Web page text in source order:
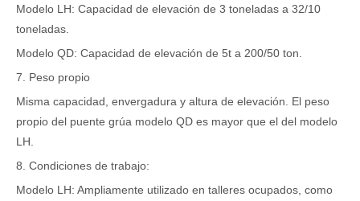
Modelo LH: Capacidad de elevación de 3 toneladas a 32/10
toneladas.
Modelo QD: Capacidad de elevación de 5t a 200/50 ton.
7. Peso propio
Misma capacidad, envergadura y altura de elevación. El peso
propio del puente grúa modelo QD es mayor que el del modelo
LH.
8. Condiciones de trabajo:
Modelo LH: Ampliamente utilizado en talleres ocupados, como